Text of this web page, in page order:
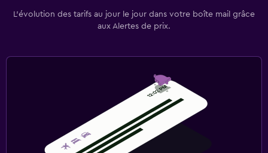
L’évolution des tarifs au jour le jour dans votre boîte mail grâce
aux Alertes de prix.